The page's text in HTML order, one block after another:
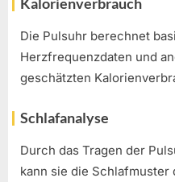
Die Pulsuhr berechnet
Herzfrequenzdaten und
geschätzten
Schlafanalyse
Durch das Tragen der
kann sie die Schlafmuster